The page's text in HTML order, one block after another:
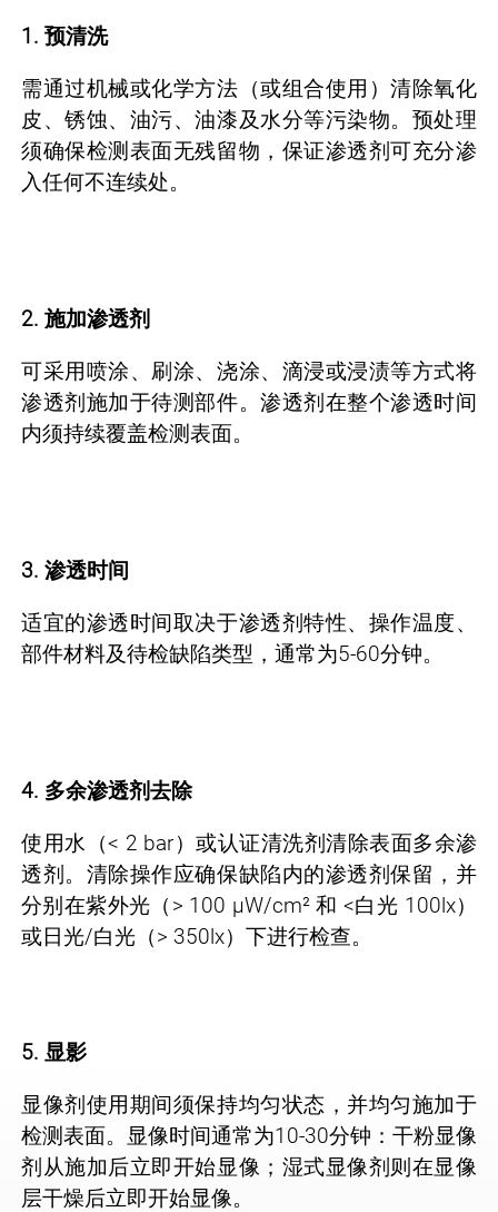
1. 预清洗
需通过机械或化学方法（或组合使用）清除氧化
皮、锈蚀、油污、油漆及水分等污染物。预处理
须确保检测表面无残留物，保证渗透剂可充分渗
入任何不连续处。
2. 施加渗透剂
可采用喷涂、刷涂、浇涂、滴浸或浸渍等方式将
渗透剂施加于待测部件。渗透剂在整个渗透时间
内须持续覆盖检测表面。
3. 渗透时间
适宜的渗透时间取决于渗透剂特性、操作温度、
部件材料及待检缺陷类型，通常为5-60分钟。
4. 多余渗透剂去除
使用水（< 2 bar）或认证清洗剂清除表面多余渗
透剂。清除操作应确保缺陷内的渗透剂保留，并
分别在紫外光（> 100 µW/cm² 和 <白光 100lx）
或日光/白光（> 350lx）下进行检查。
5. 显影
显像剂使用期间须保持均匀状态，并均匀施加于
检测表面。显像时间通常为10-30分钟：干粉显像
剂从施加后立即开始显像；湿式显像剂则在显像
层干燥后立即开始显像。